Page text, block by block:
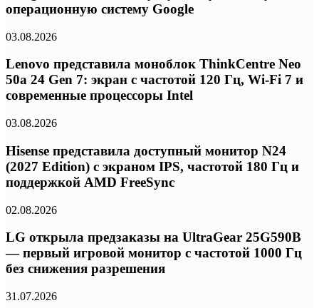
операционную систему Google
03.08.2026
Lenovo представила моноблок ThinkCentre Neo
50a 24 Gen 7: экран с частотой 120 Гц, Wi-Fi 7 и
современные процессоры Intel
03.08.2026
Hisense представила доступный монитор N24
(2027 Edition) с экраном IPS, частотой 180 Гц и
поддержкой AMD FreeSync
02.08.2026
LG открыла предзаказы на UltraGear 25G590B
— первый игровой монитор с частотой 1000 Гц
без снижения разрешения
31.07.2026